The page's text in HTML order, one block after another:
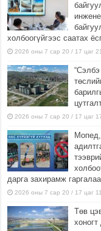
холбоогүйгээс саатах
2026 оны 7 сар 20 / 17 цаг
2026 оны 7 сар 20 / 17 цаг
Мопед,
дарга захирамж гаргалаа
2026 оны 7 сар 20 / 17 цаг
Төв